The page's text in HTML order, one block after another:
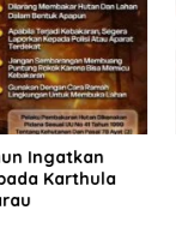
Ingatkan
Karthula